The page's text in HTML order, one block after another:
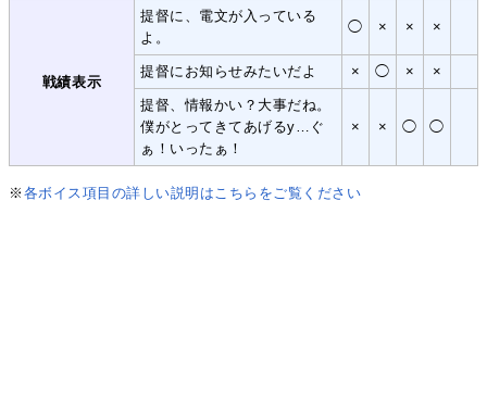
戦績表示
提督に、電文が入っている
よ。
◯ × × ×
提督にお知らせみたいだよ × ◯ × ×
提督、情報かい？大事だね。
僕がとってきてあげるy…ぐ
ぁ！いったぁ！
× × ◯ ◯
※ 各ボイス項目の詳しい説明はこちらをご覧ください